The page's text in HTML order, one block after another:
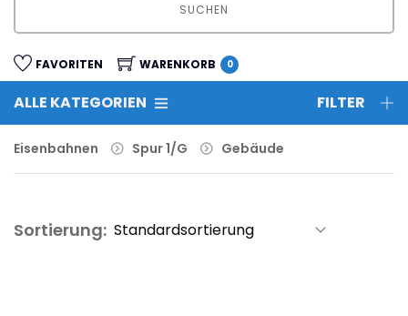
SUCHEN
FAVORITEN WARENKORB 0
ALLE KATEGORIEN FILTER
Eisenbahnen Spur 1/G Gebäude
Sortierung: